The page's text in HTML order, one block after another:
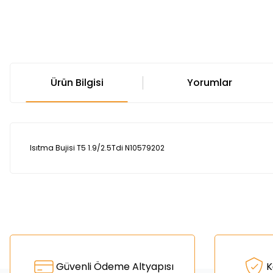
Ürün Bilgisi Yorumlar
Isıtma Bujisi T5 1.9/2.5Tdi N10579202
Ürün resmi kalitesiz, bozuk veya görüntülenemiyor.
Güvenli Ödeme Altyapısı